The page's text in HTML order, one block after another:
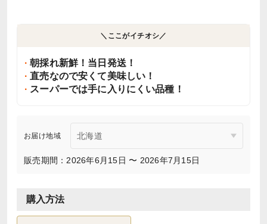
＼ここがイチオシ／
朝採れ新鮮！当日発送！
直売なので安くて美味しい！
スーパーでは手に入りにくい品種！
お届け地域
販売期間：2026年6月15日 〜 2026年7月15日
購入方法